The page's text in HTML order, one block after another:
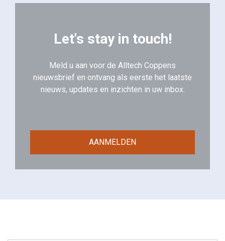
Let's stay in touch!
Meld u aan voor de Alltech Coppens
nieuwsbrief en ontvang als eerste het laatste
nieuws, updates en inzichten in uw inbox.
AANMELDEN